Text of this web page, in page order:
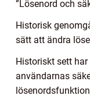
”Lösenord och
Historisk
sätt att ändra
Historiskt sett
användarnas